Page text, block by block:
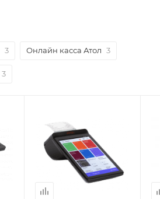
3 Онлайн касса Атол 3
3